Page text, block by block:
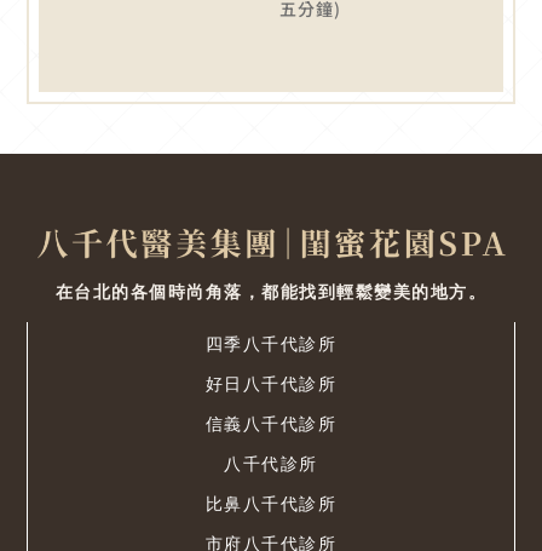
五分鐘)
在台北的各個時尚角落，都能找到輕鬆變美的地方。
四季八千代診所
好日八千代診所
信義八千代診所
八千代診所
比鼻八千代診所
市府八千代診所